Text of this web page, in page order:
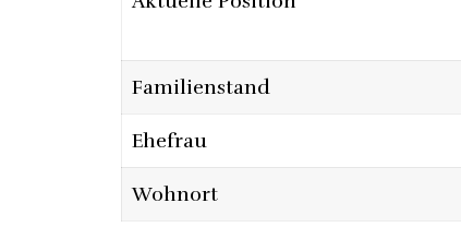
Familienstand
Ehefrau
Wohnort